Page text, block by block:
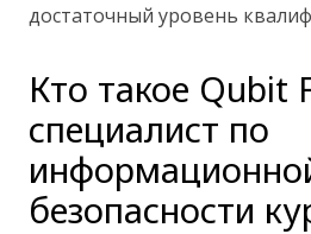
достаточный уровень
Кто такое Qubit
специалист по
безопасности